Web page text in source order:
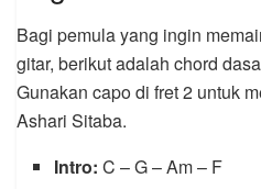
Bagi pemula yang ingin
gitar, berikut adalah chord
Gunakan capo di fret 2 untuk
Ashari Sitaba.
Intro: C – G – Am – F